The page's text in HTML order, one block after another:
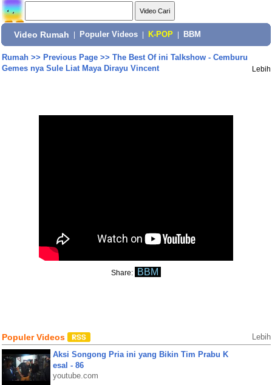
Video Rumah Populer Videos K-POP BBM
Rumah>> Previous Page>> The Best Of ini Talkshow - Cemburu
Gemes nya Sule Liat Maya Dirayu Vincent
Lebih
Share: BBM
Populer Videos Lebih
Aksi Songong Pria ini yang Bikin Tim Prabu K
esal - 86
youtube.com